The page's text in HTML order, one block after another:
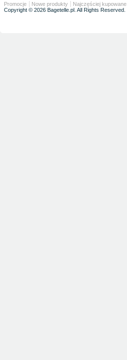
Promocje Nowe produkty Najczęściej kupowane
Copyright © 2026 Bagetelle.pl. All Rights Reserved.